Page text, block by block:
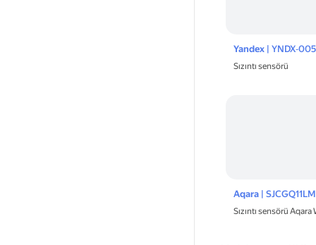
Yandex|
Sızıntı sensörü
Aqara| SJCGQ11LM
Sızıntı sensörü